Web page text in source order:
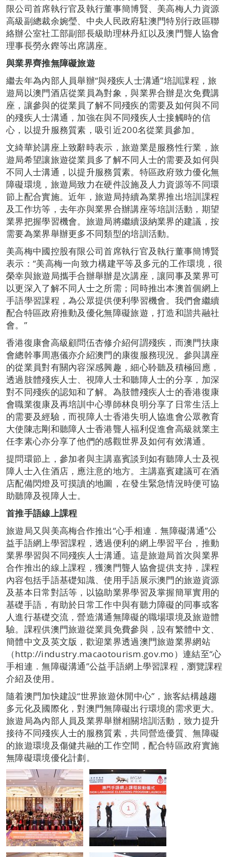
限公司首席執行官及執行董事簡博賢、美高梅人力資源
高級副總裁余婉瑩、中央人民政府駐澳門特別行政區聯
絡辦公室社工部副部長級助理林丹紅以及澳門聾人協會
理事長勞永鏗等出席講座。
與業界齊推無障礙旅遊
繼去年為內部人員舉辦“與殘疾人士溝通”培訓課程，旅
遊局以澳門酒店從業員為對象，與業界合辦是次免費講
座，讓參與的從業員了解不同殘疾的需要及如何與不同
的殘疾人士溝通，加強在與不同殘疾人士接觸時的信
心，以提升服務質素，吸引近200名從業員參加。
文綺華於講座上致辭時表示，旅遊業是服務性行業，旅
遊局希望讓旅遊從業員多了解不同人士的需要及如何與
不同人士溝通，以提升服務質素。特區政府致力優化無
障礙環境，旅遊局致力在硬件設施及人力資源等不同環
節上配合實施。近年，旅遊局持續為業界推出培訓課程
及工作坊等，去年亦與業界合辦講座等培訓活動，期望
業界把握學習機會。旅遊局將繼續汲納業界的建議，按
需要為業界舉辦更多不同類型的培訓活動。
美高梅中國控股有限公司首席執行官及執行董事簡博賢
表示：“美高梅一向致力構建平等及多元的工作環境，很
榮幸與旅遊局攜手合辦舉辦是次講座，讓同事及業界可
以更深入了解不同人士之所需；同時推出本澳首個網上
手語學習課程，為公眾提供便利學習機會。我們會繼續
配合特區政府推動及優化無障礙旅遊，打造和諧共融社
會。”
香港復康會高級顧問伍杏修介紹何謂殘疾，而澳門扶康
會總幹事周惠儀亦介紹澳門的康復服務現況。參與講座
的從業員對有關內容深感興趣，細心聆聽及積極回應，
透過肢體殘疾人士、視障人士和聽障人士的分享，加深
對不同殘疾的認知和了解。為肢體殘疾人士的香港復康
會職業復康及再培訓中心導師林良明分享了日常生活上
的需要及經驗，而視障人士香港失明人協進會公眾教育
大使陳志剛和聽障人士香港聾人福利促進會高級就業主
任李素心亦分享了他們的感觀世界及如何有效溝通。
提問環節上，參加者與主講嘉賓談到如有聽障人士及視
障人士入住酒店，應注意的地方。主講嘉賓建議可在酒
店配備閃燈及可摸讀的地圖，在發生緊急情況時便可協
助聽障及視障人士。
首推手語線上課程
旅遊局又與美高梅合作推出“心手相連．無障礙溝通”公
益手語網上學習課程，透過便利的網上學習平台，推動
業界學習與不同殘疾人士溝通。這是旅遊局首次與業界
合作推出的線上課程，獲澳門聾人協會提供支持，課程
內容包括手語基礎知識、使用手語展示澳門的旅遊資源
及基本日常對話等，以協助業界學習及掌握簡單實用的
基礎手語，有助於日常工作中與有聽力障礙的同事或客
人進行基礎交流，營造溝通無障礙的職場環境及旅遊體
驗。課程供澳門旅遊從業員免費參與，設有繁體中文、
簡體中文及英文版，歡迎業界透過澳門旅遊業界網站
（http://industry.macaotourism.gov.mo）連結至“心
手相連．無障礙溝通”公益手語網上學習課程，瀏覽課程
介紹及使用。
隨着澳門加快建設“世界旅遊休閒中心”，旅客結構越趨
多元化及國際化，對澳門無障礙出行環境的需求更大。
旅遊局為內部人員及業界舉辦相關培訓活動，致力提升
接待不同殘疾人士的服務質素，共同營造優質、無障礙
的旅遊環境及傷健共融的工作空間，配合特區政府實施
無障礙環境優化計劃。